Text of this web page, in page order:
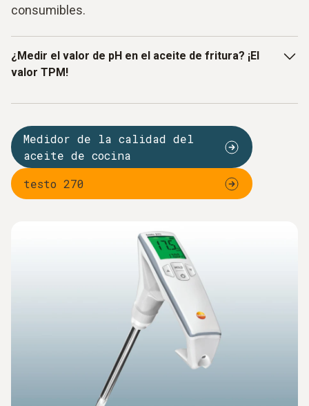
consumibles.
¿Medir el valor de pH en el aceite de fritura? ¡El
valor TPM!
rutinarias más habituales en el mundo de la gastronomía.
Las comprobaciones visual y olfativa por sí solas no
permiten valorar si la calidad del aceite de fritura se
mantiene intacta y cumple las disposiciones legales. Con
un medidor de aceite de fritura de Testo podrá realizar
diseño especial permiten efectuar la medición en el aceite
a alta temperatura y proteger al usuario de la freidora
caliente. Una gran pantalla iluminada muestra claramente si
se han alcanzado los valores críticos de TPM. Así se
ahorrará cambiar el aceite de fritura con demasiada
frecuencia solo por sospechar que pudiera haberse
degradado. Además, a largo plazo, sus costes en aceite de
fritura pueden reducirse hasta un 20 %.
Medidor de la calidad del
aceite de cocina
testo 270